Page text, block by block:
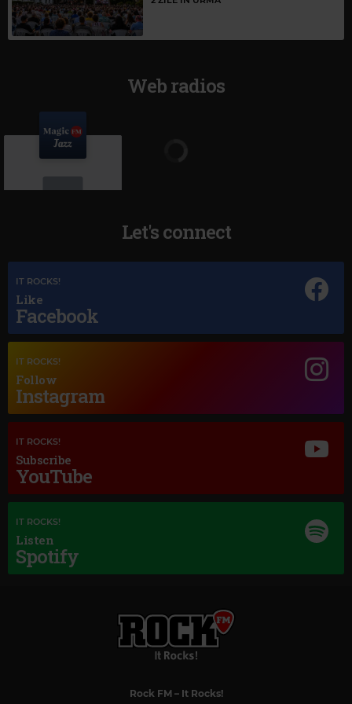
Web radios
Magic Jazz
YOU GO TO MY HEAD
Let's connect
IT ROCKS!
Like
Facebook
IT ROCKS!
Follow
Instagram
IT ROCKS!
Subscribe
YouTube
IT ROCKS!
Listen
Spotify
Rock FM– It Rocks!